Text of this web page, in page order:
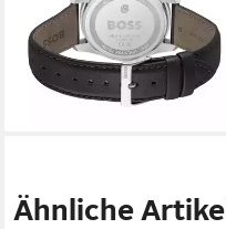
Lederarmband, analog, Tag
329,00 €
lieferbar in 6 Wochen
Ähnliche Artikel